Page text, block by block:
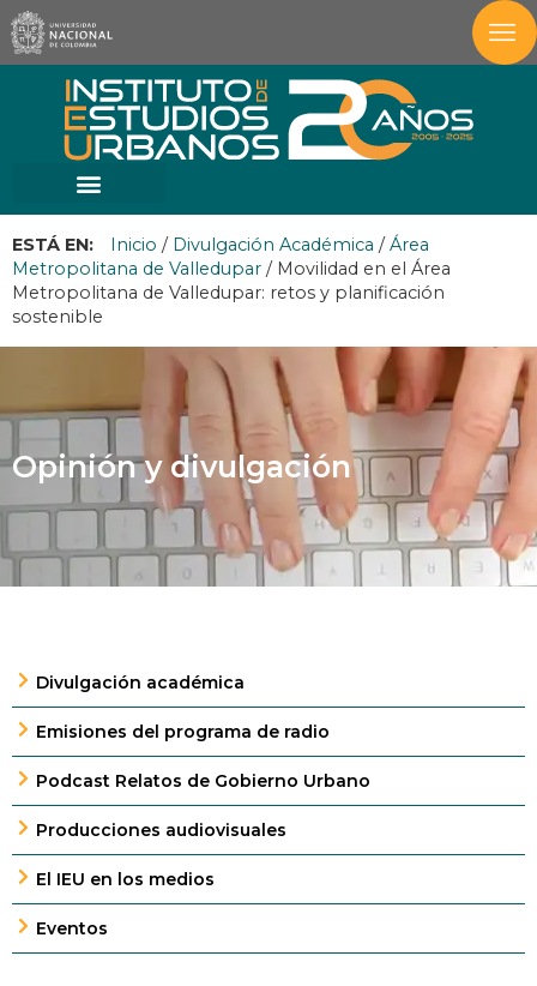
ESTÁ EN: Inicio / Divulgación Académica /Área
Metropolitana de Valledupar / Movilidad en el Área
Metropolitana de Valledupar: retos y planificación
sostenible
Opinión y divulgación
Divulgación académica
Emisiones del programa de radio
Podcast Relatos de Gobierno Urbano
Producciones audiovisuales
El IEU en los medios
Eventos